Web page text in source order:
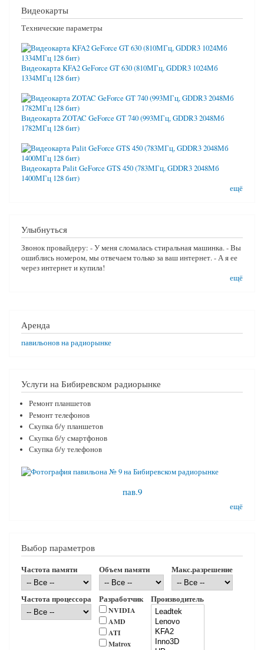
Видеокарты
Технические параметры
Видеокарта KFA2 GeForce GT 630 (810МГц, GDDR3 1024Мб
1334МГц 128 бит)
Видеокарта ZOTAC GeForce GT 740 (993МГц, GDDR3 2048Мб
1782МГц 128 бит)
Видеокарта Palit GeForce GTS 450 (783МГц, GDDR3 2048Мб
1400МГц 128 бит)
ещё
Улыбнуться
Звонок провайдеру: - У меня сломалась стиральная машинка. - Вы
ошиблись номером, мы отвечаем только за ваш интернет. - А я ее
через интернет и купила!
ещё
Аренда
павильонов на радиорынке
Услуги на Бибиревском радиорынке
Ремонт планшетов
Ремонт телефонов
Скупка б/у планшетов
Скупка б/у смартфонов
Скупка б/у телефонов
пав.9
ещё
Выбор параметров
Частота памяти Объем памяти Макс.разрешение
Частота процессора Разработчик
NVIDIA
AMD
ATI
Matrox
Производитель